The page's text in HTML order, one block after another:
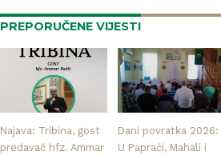
PREPORUČENE VIJESTI
Najava: Tribina, gost
predavač hfz. Ammar
Dani povratka 2026:
U Papraći, Mahali i